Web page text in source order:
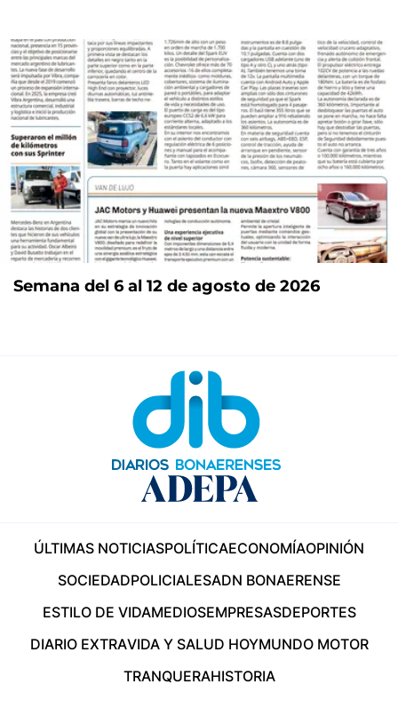
Semana del 6 al 12 de agosto de 2026
ÚLTIMAS NOTICIASPOLÍTICAECONOMÍAOPINIÓN
SOCIEDADPOLICIALESADN BONAERENSE
ESTILO DE VIDAMEDIOSEMPRESASDEPORTES
DIARIO EXTRAVIDA Y SALUD HOYMUNDO MOTOR
TRANQUERAHISTORIA